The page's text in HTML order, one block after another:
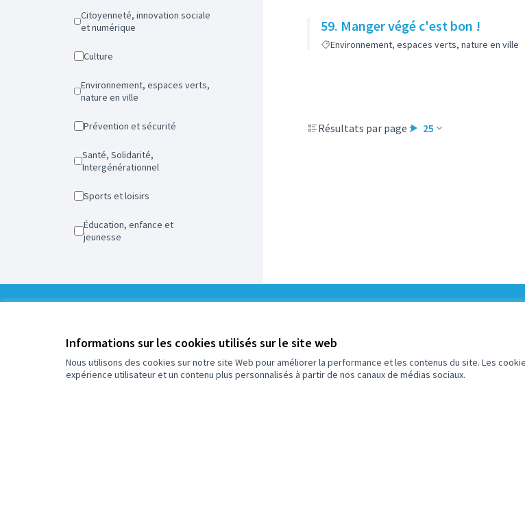
Informations sur les cookies utilisés sur le site web
Nous utilisons des cookies sur notre site Web pour améliorer la performance et les contenus du site. Les
expérience utilisateur et un contenu plus personnalisés à partir de nos canaux de médias sociaux.
Citoyenneté, innovation sociale
et numérique
Culture
Environnement, espaces verts,
nature en ville
Prévention et sécurité
Santé, Solidarité,
Intergénérationnel
Sports et loisirs
Éducation, enfance et
jeunesse
59. Manger végé c'est bon !
Environnement, espaces verts, nature en ville
Résultats par page : 25
Assigné